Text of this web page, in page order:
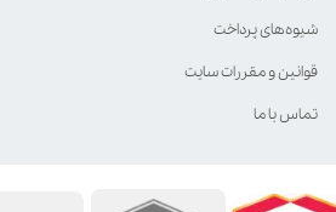
شیوه‌های پرداخت
قوانین و مقررات سایت
تماس با ما